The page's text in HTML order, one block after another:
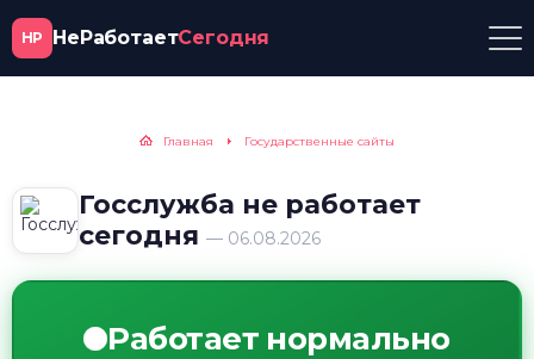
НР НеРаботаетСегодня
Главная Государственные сайты
Госслужба не работает
сегодня — 06.08.2026
Работает нормально